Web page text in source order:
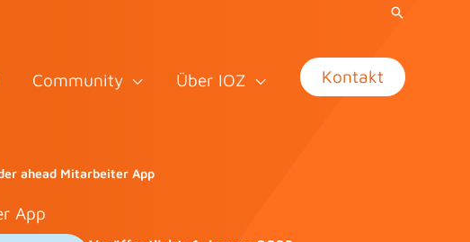
Community Über IOZ Kontakt
ahead Mitarbeiter App
App